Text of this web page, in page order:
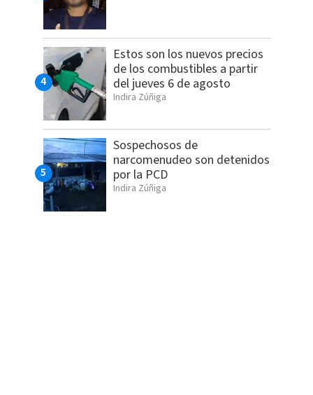
Estos son los nuevos precios
de los combustibles a partir
del jueves 6 de agosto
Indira Zúñiga
Sospechosos de
narcomenudeo son detenidos
por la PCD
Indira Zúñiga